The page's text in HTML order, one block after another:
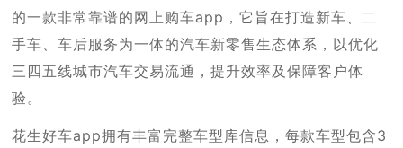
的一款非常靠谱的网上购车app，它旨在打造新车、二
手车、车后服务为一体的汽车新零售生态体系，以优化
三四五线城市汽车交易流通，提升效率及保障客户体
验。
花生好车app拥有丰富完整车型库信息，每款车型包含3